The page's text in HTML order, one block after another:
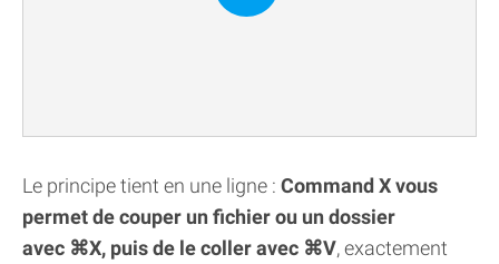
Le principe tient en une ligne : Command X vous
permet de couper un fichier ou un dossier
avec ⌘X, puis de le coller avec ⌘V, exactement